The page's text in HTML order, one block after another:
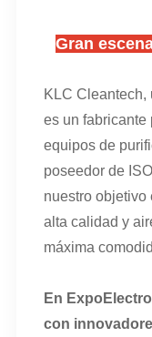
Gran
KLC Cleantech,
es un fabricante
equipos de
poseedor de
nuestro objetivo
alta calidad y
máxima
En
con